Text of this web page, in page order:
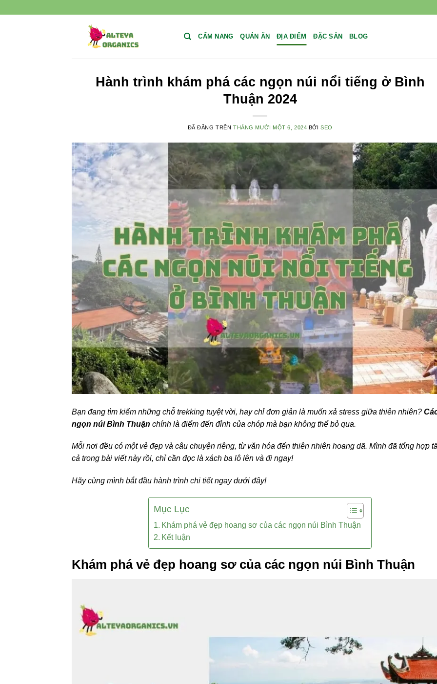
CẨM NANG QUÁN ĂN ĐỊA ĐIỂM ĐẶC SẢN BLOG
Hành trình khám phá các ngọn núi nổi tiếng ở Bình
Thuận 2024
ĐÃ ĐĂNG TRÊN THÁNG MƯỜI MỘT 6, 2024 BỞISEO
Bạn đang tìm kiếm những chỗ trekking tuyệt vời, hay chỉ đơn giản là muốn xả stress giữa thiên nhiên?
ngọn núi Bình Thuận chính là điểm đến đỉnh của chóp mà bạn không thể bỏ qua.
Mỗi nơi đều có một vẻ đẹp và câu chuyện riêng, từ văn hóa đến thiên nhiên hoang dã. Mình đã tổng hợp
cả trong bài viết này rồi, chỉ cần đọc là xách ba lô lên và đi ngay!
Hãy cùng mình bắt đầu hành trình chi tiết ngay dưới đây!
Mục Lục
Khám phá vẻ đẹp hoang sơ của các ngọn núi Bình Thuận
Kết luận
Khám phá vẻ đẹp hoang sơ của các ngọn núi Bình Thuận